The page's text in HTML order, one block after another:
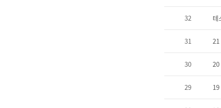
32 테
31 21
30 20
29 19